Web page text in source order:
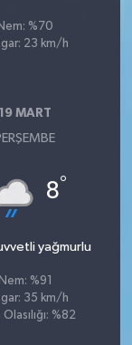
%70
23 km/h
19 MART
8°
yağmurlu
Nem: %91
35 km/h
Olasılığı: %82